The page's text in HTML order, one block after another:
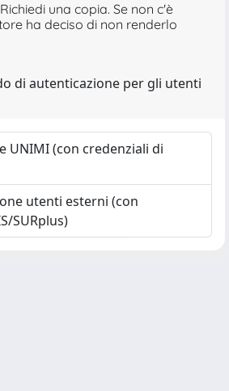
una copia. Se non c'è
ha deciso di non renderlo
di autenticazione per gli utenti
UNIMI (con credenziali di
utenti esterni (con
SURplus)